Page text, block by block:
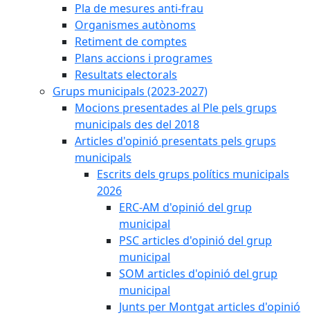
Pla de mesures anti-frau
Organismes autònoms
Retiment de comptes
Plans accions i programes
Resultats electorals
Grups municipals (2023-2027)
Mocions presentades al Ple pels grups
municipals des del 2018
Articles d'opinió presentats pels grups
municipals
Escrits dels grups polítics municipals
2026
ERC-AM d'opinió del grup
municipal
PSC articles d'opinió del grup
municipal
SOM articles d'opinió del grup
municipal
Junts per Montgat articles d'opinió